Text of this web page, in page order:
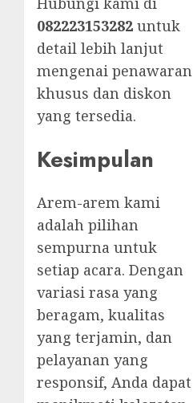
082223153282 untuk
detail lebih lanjut
mengenai penawaran
khusus dan diskon
yang tersedia.
Kesimpulan
Arem-arem kami
adalah pilihan
sempurna untuk
setiap acara. Dengan
variasi rasa yang
beragam, kualitas
yang terjamin, dan
pelayanan yang
responsif, Anda dapat